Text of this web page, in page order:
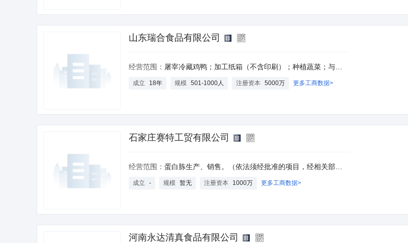
山东瑞合食品有限公司
经营范围： 屠宰冷藏鸡鸭；加工纸箱（不含印刷）；种植蔬菜；与本企业产品相关的货物进出口贸易。(依法须经批准的项目，经相关部门批准后方可开展经营活动)。
成立 18年 规模 501-1000人 注册资本 5000万 更多工商数据>
石家庄赛特工贸有限公司
经营范围： 蛋白胨生产、销售。（依法须经批准的项目，经相关部门批准后方可开展经营活动）
成立 - 规模 暂无 注册资本 1000万 更多工商数据>
河南永达清真食品有限公司